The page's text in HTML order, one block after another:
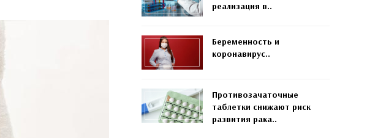
реализация в..
Беременность и
коронавирус..
Противозачаточные
таблетки снижают риск
развития рака..